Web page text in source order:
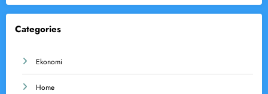
Categories
Ekonomi
Home